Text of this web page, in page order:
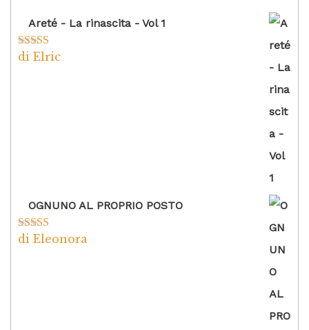
Areté - La rinascita - Vol 1
Valutato5
di Elric
OGNUNO AL PROPRIO POSTO
Valutato5su
di Eleonora